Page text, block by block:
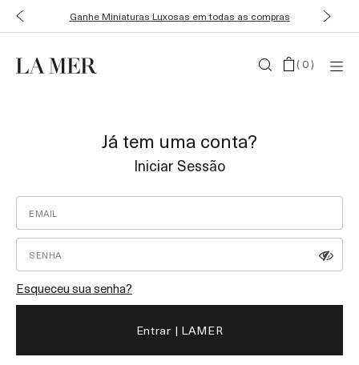
Ganhe Miniaturas Luxosas em todas as compras
(0)
Já tem uma conta?
Iniciar Sessão
Esqueceu sua senha?